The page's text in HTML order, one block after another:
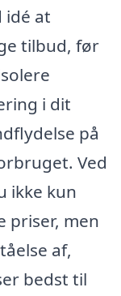
idé at
tilbud, før
i dit
på
Ved
ikke kun
priser, men
af,
bedst til